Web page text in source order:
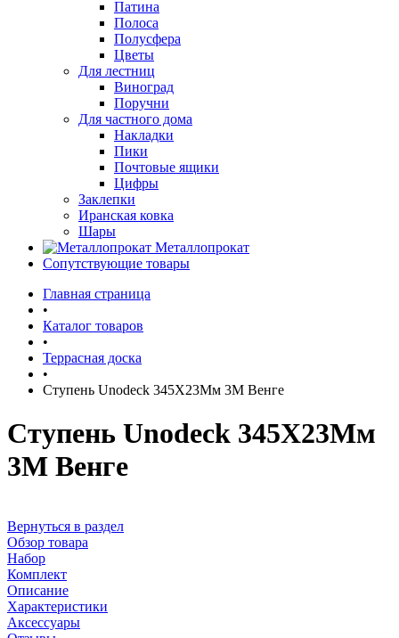
Патина
Полоса
Полусфера
Цветы
Для лестниц
Виноград
Поручни
Для частного дома
Накладки
Пики
Почтовые ящики
Цифры
Заклепки
Иранская ковка
Шары
Металлопрокат
Сопутствующие товары
Главная страница
•
Каталог товаров
•
Террасная доска
•
Ступень Unodeck 345X23Мм 3М Венге
Ступень Unodeck 345X23Мм
3М Венге
Вернуться в раздел
Обзор товара
Набор
Комплект
Описание
Характеристики
Аксессуары